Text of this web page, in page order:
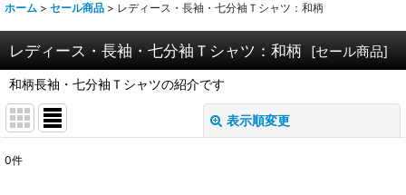
ホーム > セール商品 > レディース・長袖・七分袖Ｔシャツ：和柄
レディース・長袖・七分袖Ｔシャツ：和柄 [セール商品]
和柄長袖・七分袖Ｔシャツの紹介です
表示順変更
0件